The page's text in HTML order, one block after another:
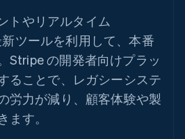
トやリアルタイム
ツールを利用して、本番
Stripe の開発者向けプラッ
ることで、レガシーシステ
労力が減り、顧客体験や製
ます。